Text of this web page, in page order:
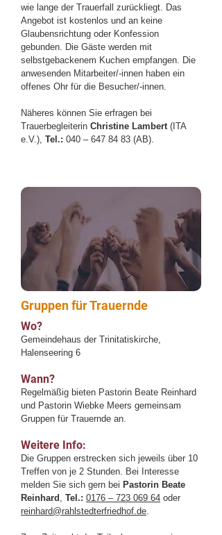
wie lange der Trauerfall zurückliegt. Das
Angebot ist kostenlos und an keine
Glaubensrichtung oder Konfession
gebunden. Die Gäste werden mit
selbstgebackenem Kuchen empfangen. Die
anwesenden Mitarbeiter/-innen haben ein
offenes Ohr für die Besucher/-innen.
Näheres können Sie erfragen bei
Trauerbegleiterin Christine Lambert(ITA
e.V.), Tel.: 040 – 647 84 83 (AB).
Gruppen für Trauernde
Wo?
Gemeindehaus der Trinitatiskirche,
Halenseering 6
Wann?
Regelmäßig bieten Pastorin Beate Reinhard
und Pastorin Wiebke Meers gemeinsam
Gruppen für Trauernde an.
Weitere Info:
Die Gruppen erstrecken sich jeweils über 10
Treffen von je 2 Stunden. Bei Interesse
melden Sie sich gern bei Pastorin Beate
Reinhard , Tel.: 0176 – 723 069 64 oder
reinhard@rahlstedterfriedhof.de.